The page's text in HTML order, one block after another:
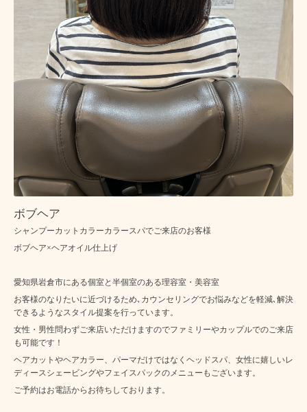
ボブヘア
シャンプーカットカラーカラースパでご来店のお客様
ボブヘア×ヘアオイル仕上げ
愛知県岩倉市にある個室と半個室のある理容室・美容室
お客様のなりたいに近づけるため､カウンセリングでお悩みなどを軽減､解決
できるようなスタイル提案を行っています。
女性・男性問わずご来店いただけますのでファミリーやカップルでのご来店
も可能です！
ヘアカットやヘアカラー、パーマだけではなくヘッドスパ、女性に嬉しいレ
ディースシェービングやフェイスパックのメニューもございます。
ご予約はお電話からお待ちしております。